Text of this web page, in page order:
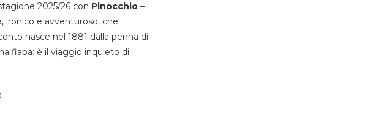
2025/26 con Pinocchio –
e avventuroso, che
nasce nel 1881 dalla penna di
fiaba: è il viaggio inquieto di